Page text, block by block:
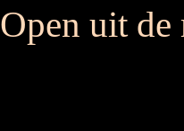
Open uit de